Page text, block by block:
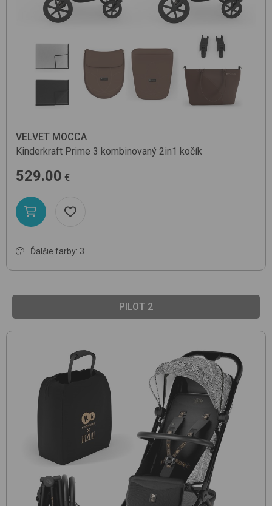
VELVET MOCCA
Kinderkraft Prime 3 kombinovaný 2in1 kočík
529.00 €
Ďalšie farby: 3
PILOT 2